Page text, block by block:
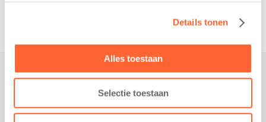
Details tonen
Alles toestaan
Selectie toestaan
Werken bij Kids First